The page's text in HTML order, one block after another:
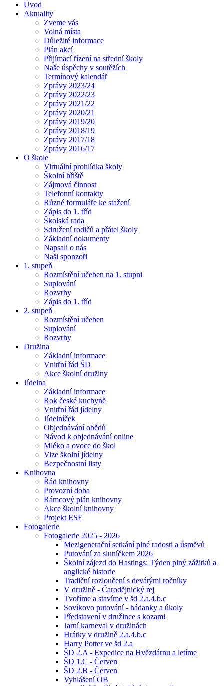
Úvod
Aktuality
Zveme vás
Volná místa
Důležité informace
Plán akcí
Přijímací řízení na střední školy
Naše úspěchy v soutěžích
Termínový kalendář
Zprávy 2023/24
Zprávy 2022/23
Zprávy 2021/22
Zprávy 2020/21
Zprávy 2019/20
Zprávy 2018/19
Zprávy 2017/18
Zprávy 2016/17
O škole
Virtuální prohlídka školy
Školní hřiště
Zájmová činnost
Telefonní kontakty
Různé formuláře ke stažení
Zápis do 1. tříd
Školská rada
Sdružení rodičů a přátel školy
Základní dokumenty
Napsali o nás
Naši sponzoři
1. stupeň
Rozmístění učeben na 1. stupni
Suplování
Rozvrhy
Zápis do 1. tříd
2. stupeň
Rozmístění učeben
Suplování
Rozvrhy
Družina
Základní informace
Vnitřní řád ŠD
Akce školní družiny
Jídelna
Základní informace
Rok české kuchyně
Vnitřní řád jídelny
Jídelníček
Objednávání obědů
Návod k objednávání online
Mléko a ovoce do škol
Vize školní jídelny
Bezpečnostní listy
Knihovna
Řád knihovny
Provozní doba
Rámcový plán knihovny
Akce školní knihovny
Projekt ESF
Fotogalerie
Fotogalerie 2025 - 2026
Mezigenerační setkání plné radosti a úsměvů
Putování za sluníčkem 2026
Školní zájezd do Hastings: Týden plný zážitků a
anglické historie
Tradiční rozloučení s devátými ročníky
V družině - Čarodějnický rej
Tvoříme a stavíme v šd 2.a,4.b,c
Sovíkovo putování - hádanky a úkoly
Představení v družince s kozami
Jarní karneval v družinách
Hrátky v družině 2.a,4.b,c
Harry Potter ve šd 2.a
ŠD 2.A - Expedice na Hvězdárnu a letíme
ŠD 1.C - Červen
ŠD 2.B - Červen
Vyhlášení OB